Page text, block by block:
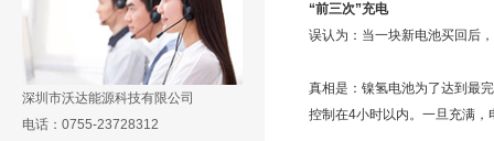
深圳市沃达能源科技有限公司
电话：0755-23728312
“前三次”充电
误认为：当一块新电池买回后
真相是：镍氢电池为了达到最
控制在4小时以内。一旦充满